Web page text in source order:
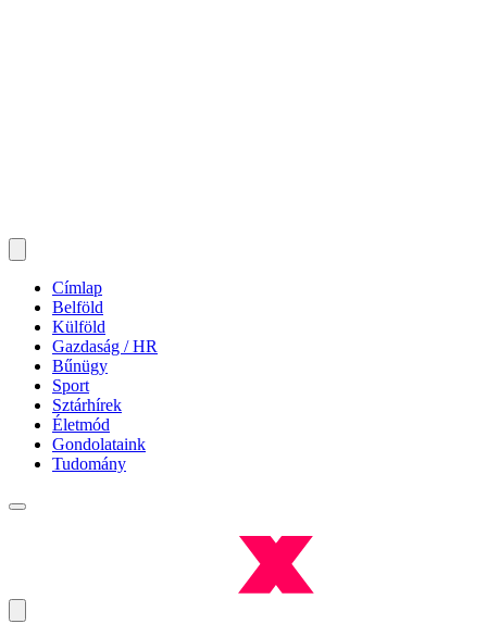
Címlap
Belföld
Külföld
Gazdaság / HR
Bűnügy
Sport
Sztárhírek
Életmód
Gondolataink
Tudomány